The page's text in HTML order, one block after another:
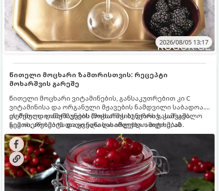
2026/08/05 13:17
წითელი მოცხარი ზამთრისთვის: რეცეპტი
მოხარშვის გარეშე
წითელი მოცხარი ვიტამინების, განსაკუთრებით კი C
ვიტამინისა და ორგანული მჟავების ნამდვილი საბადოა.
თერმული დამუშავების (მოხარშვის) დროს სასარგებლო
ნივთიერებების დიდი ნაწილი იშლება. ამიტომ, ამ
კენკრის ზამთრისთვის შესანახად საუკეთესო გზა
„ცოცხალი ჯემის“ მომზადებაა - მოხარშვის გარეშე.
ეს მეთოდი ინარჩუნებს მოცხარის ბუნებრივ, კაშკაშა
გემოს, არომატს და ყველა სასარგებლო თვისებას.